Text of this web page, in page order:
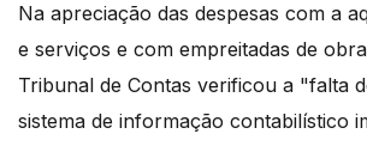
Na apreciação das despesas com a
e serviços e com empreitadas de
Tribunal de Contas verificou a "falta
sistema de informação contabilístico